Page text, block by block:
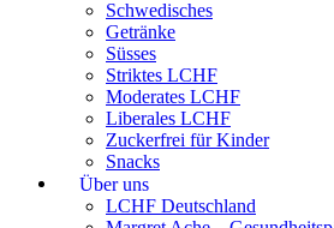
Schwedisches
Getränke
Süsses
Striktes LCHF
Moderates LCHF
Liberales LCHF
Zuckerfrei für Kinder
Snacks
Über uns
LCHF Deutschland